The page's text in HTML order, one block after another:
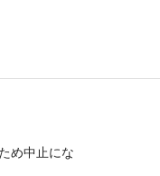
め中止にな